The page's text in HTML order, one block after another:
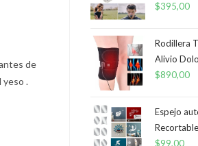
de
yeso .
$395,00
Rodillera
Alivio
$890,00
Espejo
Recortable
$99,00